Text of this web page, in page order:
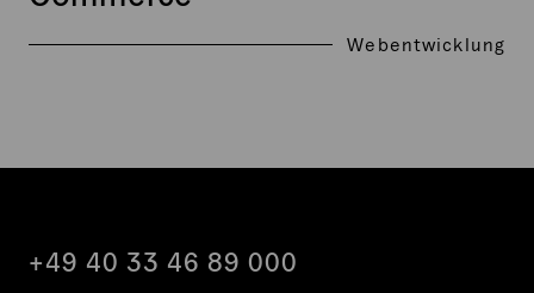
Webentwicklung
+49 40 33 46 89 000